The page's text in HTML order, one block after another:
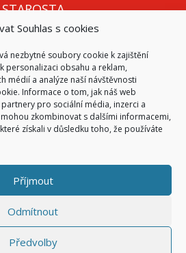
Souhlas s cookies
nezbytné soubory cookie k zajištění
personalizaci obsahu a reklam,
médií a analýze naší návštěvnosti
Informace o tom, jak náš web
pro sociální média, inzerci a
zkombinovat s dalšími informacemi,
získali v důsledku toho, že používáte
Příjmout
Odmítnout
Předvolby
STAROSTA
Roman Vala
HODINY
St: 15:30 - 16:30
| Kde nás najdete
Kojetice na Moravě
práva vyhrazena
bySymphony Digital